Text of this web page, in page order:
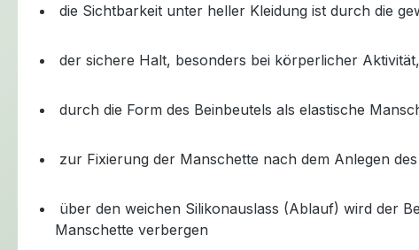
die Sichtbarkeit unter heller Kleidung ist durch die
der sichere Halt, besonders bei körperlicher
durch die Form des Beinbeutels als elastische
zur Fixierung der Manschette nach dem Anlegen
über den weichen Silikonauslass (Ablauf) wird der
Manschette verbergen